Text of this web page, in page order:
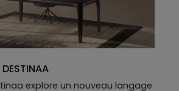
explore un nouveau langage